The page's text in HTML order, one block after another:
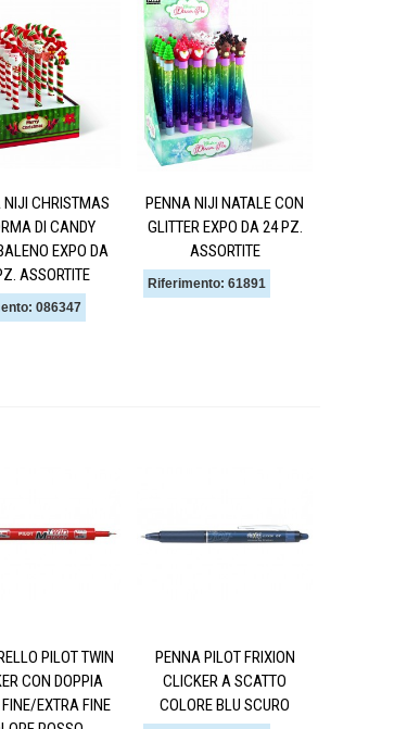
NIJI CHRISTMAS
DI CANDY
EXPO DA
ASSORTITE
086347
PENNA NIJI NATALE CON
GLITTER EXPO DA 24 PZ.
ASSORTITE
Riferimento: 61891
PILOT TWIN
CON DOPPIA
EXTRA FINE
PENNA PILOT FRIXION
CLICKER A SCATTO
COLORE BLU SCURO